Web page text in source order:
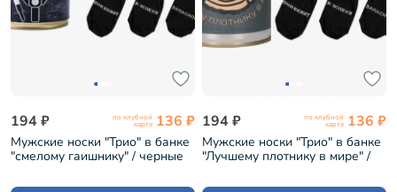
194 ₽ по клубной
карте 136 ₽
Мужские носки "Трио" в банке
"смелому гаишнику" / черные
194 ₽ по клубной
карте 136 ₽
Мужские носки "Трио" в банке
"Лучшему плотнику в мире" /